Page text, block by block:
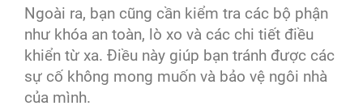
Ngoài ra, bạn cũng cần kiểm tra các bộ phận
như khóa an toàn, lò xo và các chi tiết điều
khiển từ xa. Điều này giúp bạn tránh được các
sự cố không mong muốn và bảo vệ ngôi nhà
của mình.